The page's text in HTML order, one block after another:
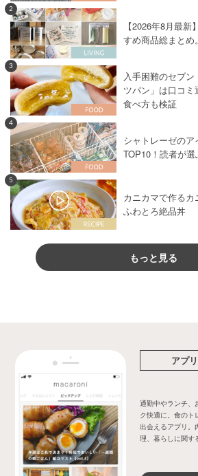
2
【2026年8月最
すめ商品総まとめ
3
入手困難のセブン
ツパン」は口コ
食べ方も検証
4
シャトレーゼの
TOP10！読者が
5
カニカマで作る
ふわとろ絶品丼
もっと見る
アプ
通勤中やランチ、
ク快適に。食のト
出会えるアプリ。
理、暮らしに関す